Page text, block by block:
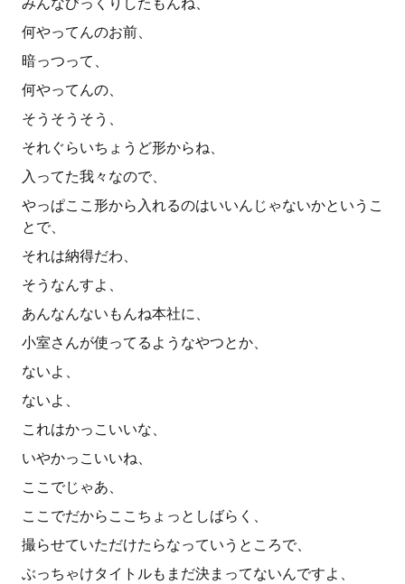
何やってんのお前、
暗っつって、
何やってんの、
そうそうそう、
それぐらいちょうど形からね、
入ってた我々なので、
やっぱここ形から入れるのはいいんじゃないかというこ
とで、
それは納得だわ、
そうなんすよ、
あんなんないもんね本社に、
小室さんが使ってるようなやつとか、
ないよ、
ないよ、
これはかっこいいな、
いやかっこいいね、
ここでじゃあ、
ここでだからここちょっとしばらく、
撮らせていただけたらなっていうところで、
ぶっちゃけタイトルもまだ決まってないんですよ、